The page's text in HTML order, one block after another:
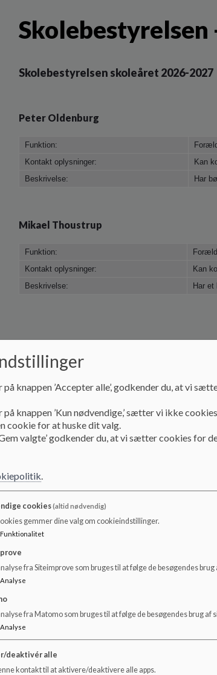
Skolebestyrelsen
Skolebestyrelsen skoleåret 2026-2027
Peter Oldenburg
Funktion:
Kontakt oplysninger:
Kan
Beskrivelse:
Har
Mikael Thoustrup
Funktion:
Kontakt oplysninger:
Kan
Beskrivelse:
Har et
Funktion:
Kontakt oplysninger:
Kan
Kontakt oplysninger:
Kan
Beskrivelse:
Funktion:
Kan
Beskrivelse:
Har
knappen ’Accepter alle’, godkender du, at vi
knappen ’Kun nødvendige,’ sætter vi ikke
cookie for at huske dit valg.
valgte’ godkender du, at vi sætter cookies for
.
cookies(altid nødvendig)
gemmer dine valg om cookieindstillinger.
Funktionalitet
fra Siteimprove som bruges til at følge de besøgendes brug
Analyse
fra Matomo som bruges til at følge de besøgendes brug af
Analyse
deaktivér alle
kontakt til at aktivere/deaktivere alle apps.